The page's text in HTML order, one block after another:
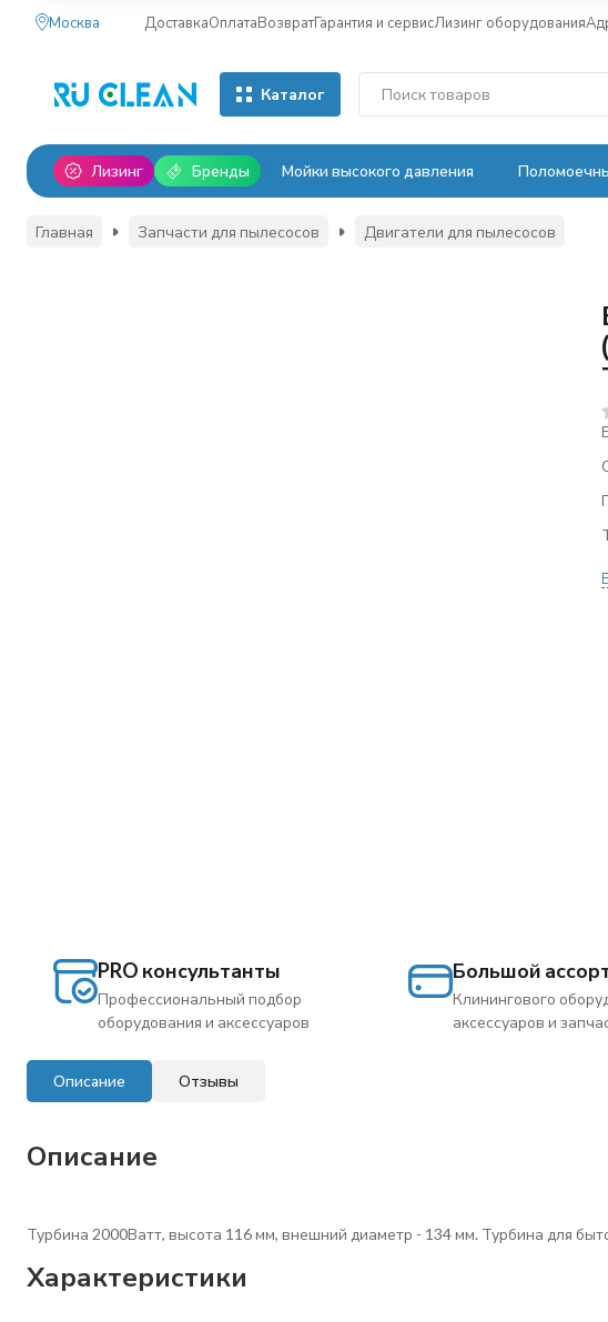
Москва ДоставкаОплатаВозвратГарантия и сервисЛизинг оборудования
Каталог
Лизинг Бренды Мойки высокого давления
Главная Запчасти для пылесосов Двигатели для пылесосов
PRO консультанты
Профессиональный подбор
оборудования и аксессуаров
Большой
Клинингового
аксессуаров и
Описание Отзывы
Описание
Турбина 2000Ватт, высота 116 мм, внешний диаметр - 134 мм. Турбина для
Характеристики